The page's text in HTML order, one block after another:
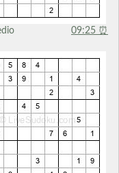
09:25 ⏰